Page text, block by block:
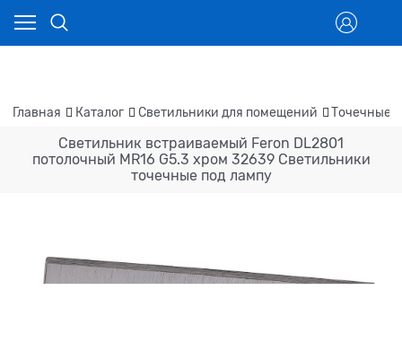
Главная Каталог Светильники для помещений Точечные
Светильник встраиваемый Feron DL2801
потолочный MR16 G5.3 хром 32639 Светильники
точечные под лампу